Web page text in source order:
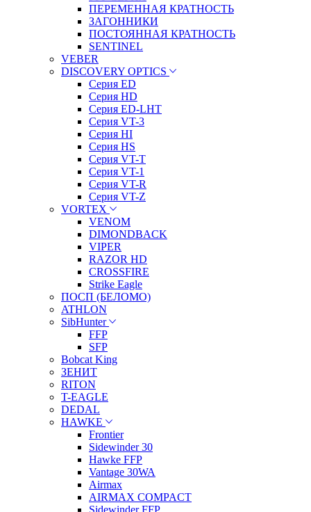
ПЕРЕМЕННАЯ КРАТНОСТЬ
ЗАГОННИКИ
ПОСТОЯННАЯ КРАТНОСТЬ
SENTINEL
VEBER
DISCOVERY OPTICS
Серия ED
Серия HD
Серия ED-LHT
Серия VT-3
Серия HI
Серия HS
Серия VT-T
Серия VT-1
Серия VT-R
Серия VT-Z
VORTEX
VENOM
DIMONDBACK
VIPER
RAZOR HD
CROSSFIRE
Strike Eagle
ПОСП (БЕЛОМО)
ATHLON
SibHunter
FFP
SFP
Bobcat King
ЗЕНИТ
RITON
T-EAGLE
DEDAL
HAWKE
Frontier
Sidewinder 30
Hawke FFP
Vantage 30WA
Airmax
AIRMAX COMPACT
Sidewinder FFP